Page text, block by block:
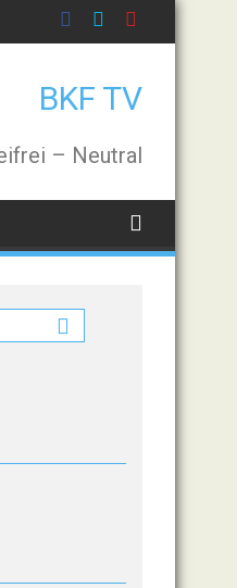
BKF TV
– Neutral